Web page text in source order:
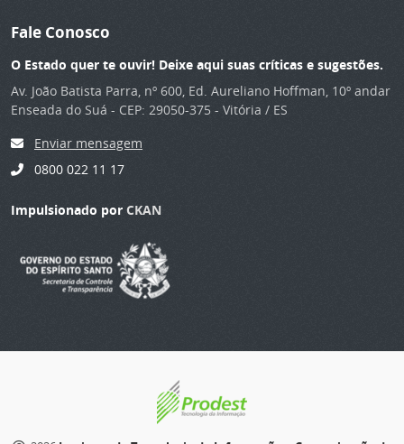
Fale Conosco
O Estado quer te ouvir! Deixe aqui suas críticas e sugestões.
Av. João Batista Parra, nº 600, Ed. Aureliano Hoffman, 10º andar
Enseada do Suá - CEP: 29050-375 - Vitória / ES
Enviar mensagem
0800 022 11 17
Impulsionado por CKAN